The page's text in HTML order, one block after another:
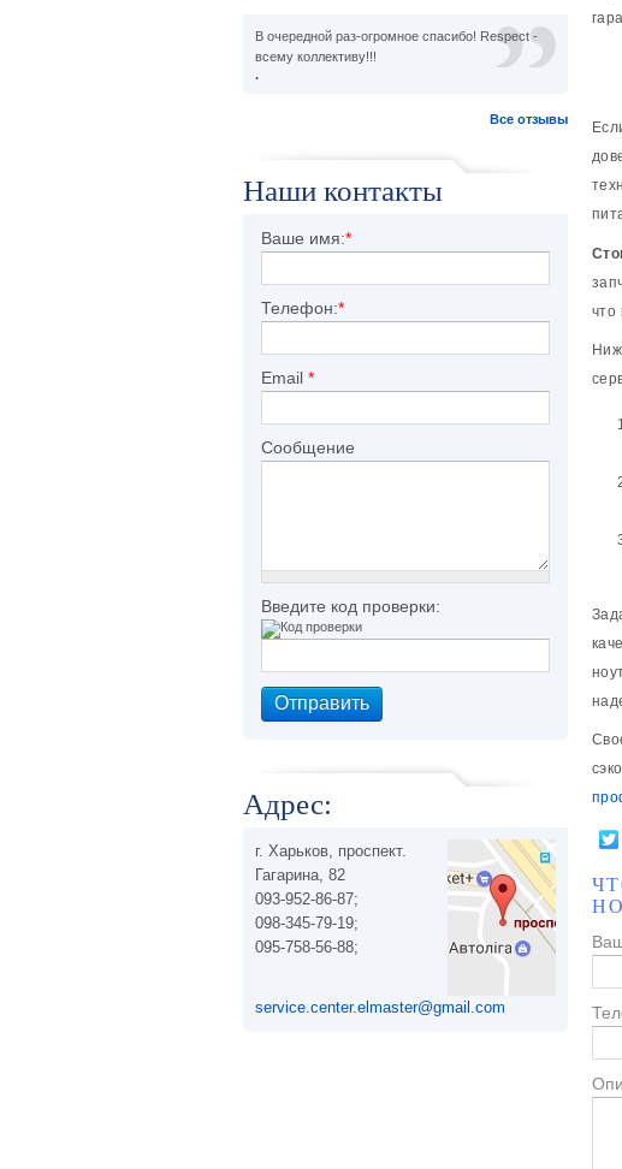
В очередной раз-огромное спасибо! Respect -
всему коллективу!!!
.
Все отзывы
Наши контакты
Ваше имя:*
Телефон:*
Email *
Сообщение
Введите код проверки:
Адрес:
г. Харьков, проспект.
Гагарина, 82
093-952-86-87;
098-345-79-19;
095-758-56-88;
service.center.elmaster@gmail.com
что